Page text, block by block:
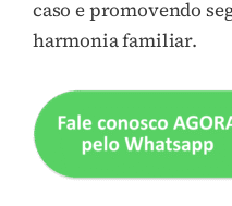
caso e promovendo
harmonia familiar.